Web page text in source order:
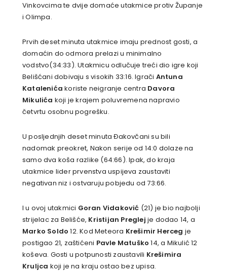
Vinkovcima te dvije domaće utakmice protiv Županje
i Olimpa.
Prvih deset minuta utakmice imaju prednost gosti, a
domaćin do odmora prelazi u minimalno
vodstvo(34:33). Utakmicu odlučuje treći dio igre koji
Belišćani dobivaju s visokih 33:16. Igrači Antuna
Katalenića koriste neigranje centra Davora
Mikulića koji je krajem poluvremena napravio
četvrtu osobnu pogrešku.
U posljednjih deset minuta Đakovčani su bili
nadomak preokret, Nakon serije od 14:0 dolaze na
samo dva koša razlike (64:66). Ipak, do kraja
utakmice lider prvenstva uspijeva zaustaviti
negativan niz i ostvaruju pobjedu od 73:66.
I u ovoj utakmici Goran Vidaković (21) je bio najbolji
strijelac za Belišće, Kristijan Preglej je dodao 14, a
Marko Soldo 12. Kod Meteora Krešimir Herceg je
postigao 21, zaštićeni Pavle Matuško 14, a Mikulić 12
koševa. Gosti u potpunosti zaustavili Krešimira
Kruljca koji je na kraju ostao bez upisa.